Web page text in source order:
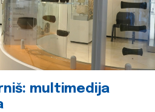
multimedija